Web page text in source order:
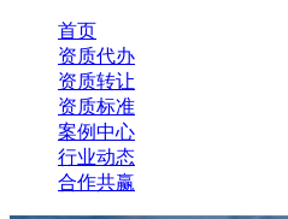
首页
资质代办
资质转让
资质标准
案例中心
行业动态
合作共赢